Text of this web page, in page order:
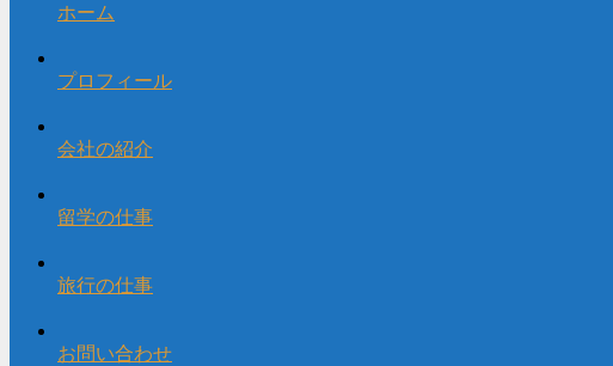
ホーム
プロフィール
会社の紹介
留学の仕事
旅行の仕事
お問い合わせ